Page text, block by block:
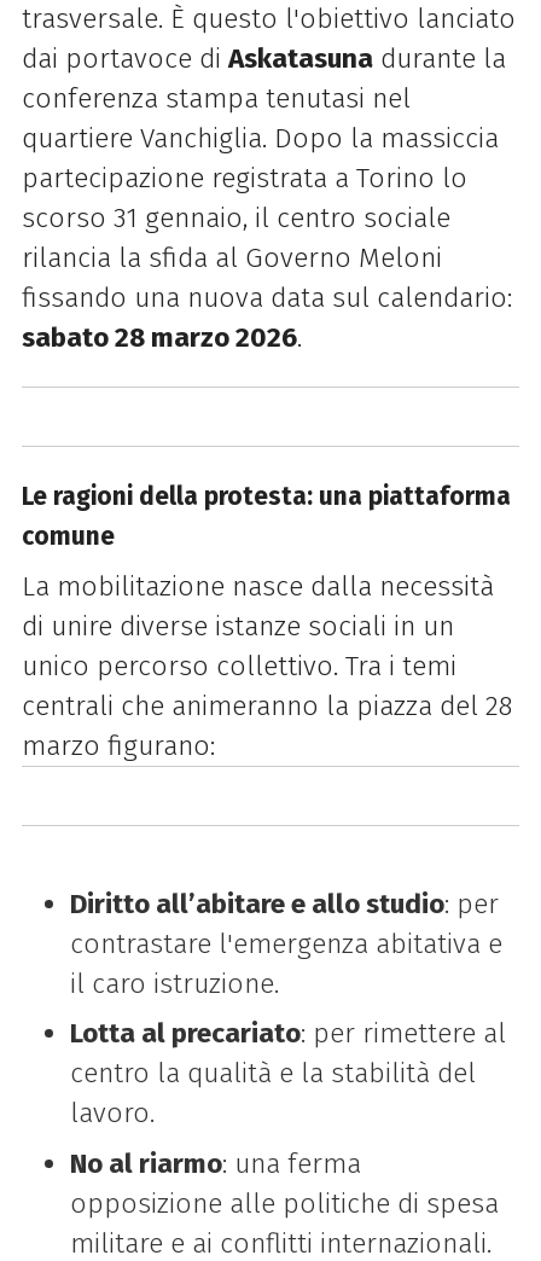
trasversale. È questo l'obiettivo lanciato
dai portavoce diAskatasunadurante la
conferenza stampa tenutasi nel
quartiere Vanchiglia. Dopo la massiccia
partecipazione registrata a Torino lo
scorso 31 gennaio, il centro sociale
rilancia la sfida al Governo Meloni
fissando una nuova data sul calendario:
sabato 28 marzo 2026.
Le ragioni della protesta: una piattaforma
comune
La mobilitazione nasce dalla necessità
di unire diverse istanze sociali in un
unico percorso collettivo. Tra i temi
centrali che animeranno la piazza del 28
marzo figurano:
Diritto all’abitare e allo studio: per
contrastare l'emergenza abitativa e
il caro istruzione.
Lotta al precariato: per rimettere al
centro la qualità e la stabilità del
lavoro.
No al riarmo: una ferma
opposizione alle politiche di spesa
militare e ai conflitti internazionali.